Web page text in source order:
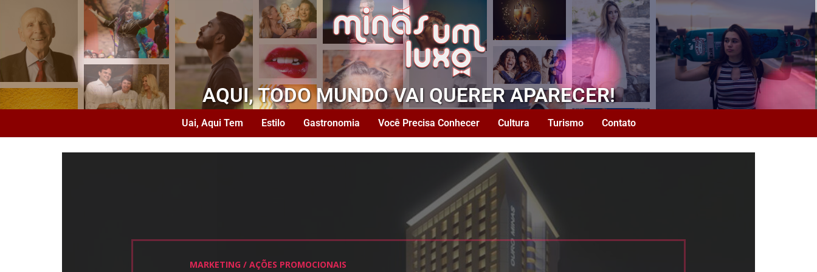
AQUI, TODO MUNDO VAI QUERER APARECER!
Uai, Aqui Tem Estilo Gastronomia Você Precisa Conhecer Cultura Turismo Contato
MARKETING / AÇÕES PROMOCIONAIS
MARKETING / AÇÕES PROMOCIONAIS